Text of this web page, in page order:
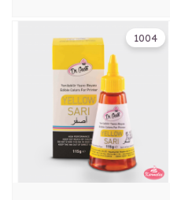
1004